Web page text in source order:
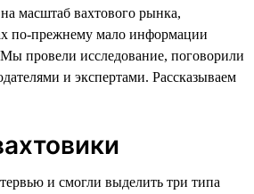
масштаб вахтового рынка,
по-прежнему мало информации
провели исследование, поговорили
и экспертами. Рассказываем
и смогли выделить три типа